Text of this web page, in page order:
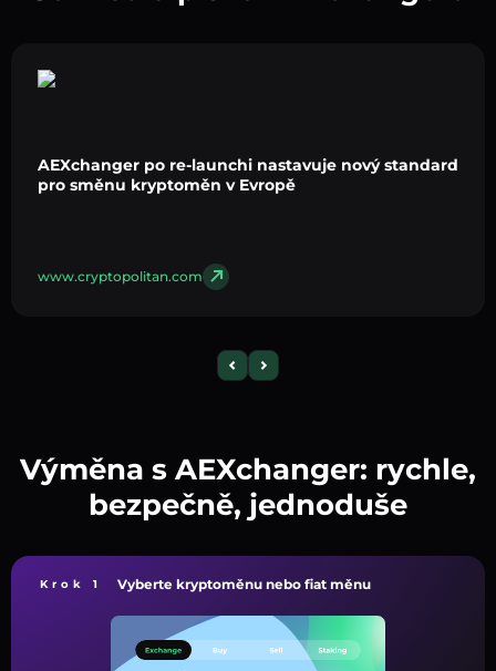
AEXchanger po re-launchi nastavuje nový standard
pro směnu kryptoměn v Evropě
www.cryptopolitan.com
Výměna s AEXchanger: rychle,
bezpečně, jednoduše
Krok 1 Vyberte kryptoměnu nebo fiat měnu